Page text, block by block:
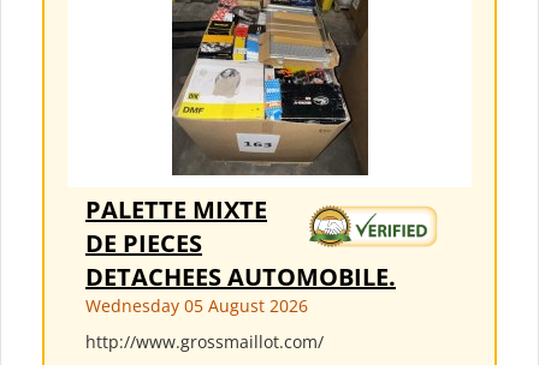
PALETTE MIXTE
DE PIECES
DETACHEES AUTOMOBILE.
Wednesday 05 August 2026
http://www.grossmaillot.com/